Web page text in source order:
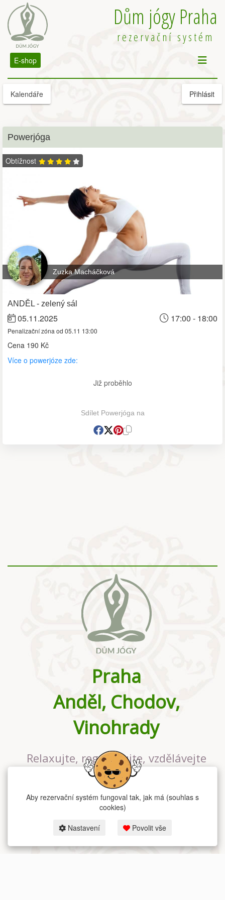
Dům jógy Praha
rezervační systém
E-shop
Kalendáře Přihlásit
Powerjóga
Obtížnost
Zuzka Macháčková
ANDĚL - zelený sál
05.11.2025 17:00 - 18:00
Penalizační zóna od 05.11 13:00
Cena 190 Kč
Více o powerjóze zde:
Již proběhlo
Sdílet Powerjóga na
Praha
Anděl, Chodov,
Vinohrady
Relaxujte, regenerujte, vzdělávejte
se v největším jógovém studiu v
Praze
Aby rezervační systém fungoval tak, jak má (souhlas s
cookies)
Nastavení Povolit vše